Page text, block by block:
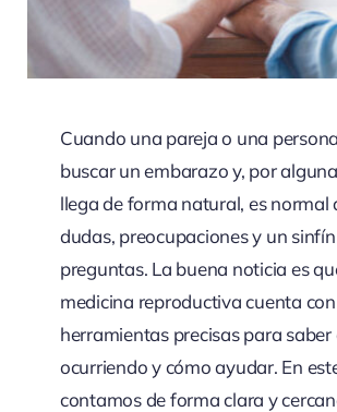
Cuando una pareja o una
buscar un embarazo y, por
llega de forma natural, es normal
dudas, preocupaciones y un
preguntas. La buena noticia es
medicina reproductiva cuenta con
herramientas precisas para saber
ocurriendo y cómo ayudar. En
contamos de forma clara y